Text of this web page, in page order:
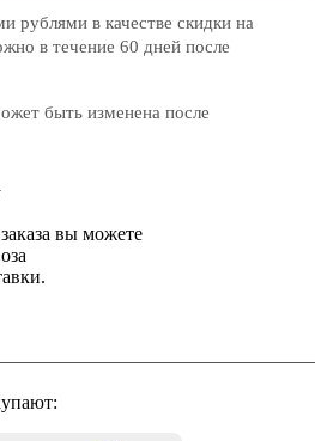
рублями в качестве скидки на
в течение 60 дней после
быть изменена после
вы можете